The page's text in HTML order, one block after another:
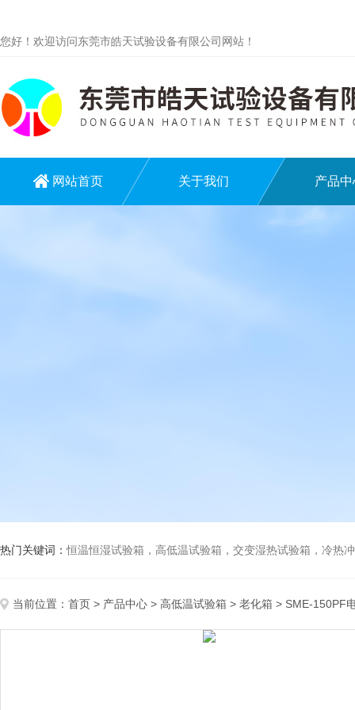
您好！欢迎访问东莞市皓天试验设备有限公司网站！
网站首页 关于我们 产品中
热门关键词：恒温恒湿试验箱，高低温试验箱，交变湿热试验箱，冷热冲击试验
当前位置： 首页 > 产品中心 > 高低温试验箱 > 老化箱 > SME-150PF